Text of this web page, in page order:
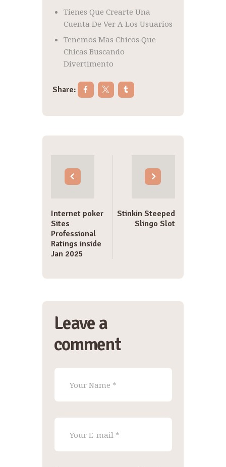
Tienes Que Crearte Una
Cuenta De Ver A Los Usuarios
Tenemos Mas Chicos Que
Chicas Buscando
Divertimento
Share:
Post
navigation
Internet poker
Sites
Professional
Ratings inside
Jan 2025
Stinkin Steeped
Slingo Slot
Leave a
comment